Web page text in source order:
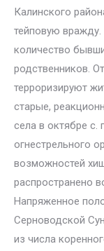
Калинского
тейповую вражду.
количество
родственников.
терроризируют
старые,
села в октябре с.
огнестрельного
возможностей
распространено
Напряженное
Серноводской
из числа